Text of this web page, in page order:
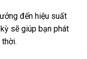
đến hiệu suất
sẽ giúp bạn phát